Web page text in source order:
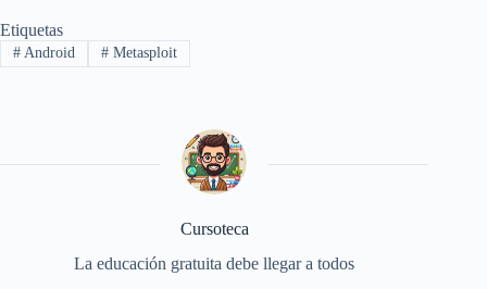
Etiquetas
#Android #Metasploit
Cursoteca
La educación gratuita debe llegar a todos